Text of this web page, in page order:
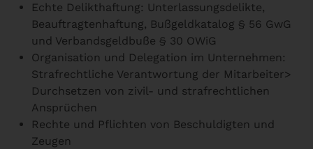
Echte Delikthaftung: Unterlassungsdelikte,
Beauftragtenhaftung, Bußgeldkatalog § 56 GwG
und Verbandsgeldbuße § 30 OWiG
Organisation und Delegation im Unternehmen:
Strafrechtliche Verantwortung der Mitarbeiter>
Durchsetzen von zivil- und strafrechtlichen
Ansprüchen
Rechte und Pflichten von Beschuldigten und
Zeugen